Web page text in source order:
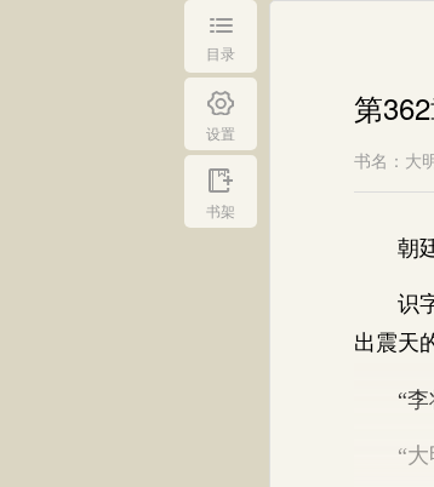
目录
设置
书架
第
书名：大
朝廷
识字
出震天
“李
“大